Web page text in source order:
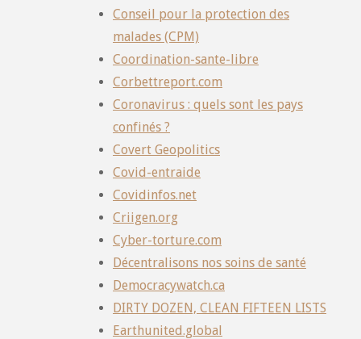
Conseil pour la protection des
malades (CPM)
Coordination-sante-libre
Corbettreport.com
Coronavirus : quels sont les pays
confinés ?
Covert Geopolitics
Covid-entraide
Covidinfos.net
Criigen.org
Cyber-torture.com
Décentralisons nos soins de santé
Democracywatch.ca
DIRTY DOZEN, CLEAN FIFTEEN LISTS
Earthunited.global